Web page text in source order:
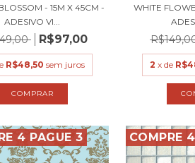
- 15M X 45CM -
ADESIVO VI...
R$97,00
R$48,50 sem juros
WHITE
2 x de
4 PAGUE 3 COMPRE